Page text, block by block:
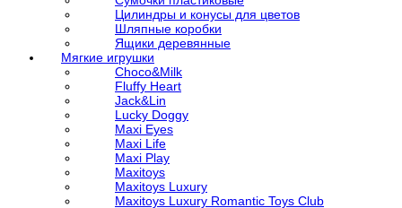
Цилиндры и конусы для цветов
Шляпные коробки
Ящики деревянные
Мягкие игрушки
Choco&Milk
Fluffy Heart
Jack&Lin
Lucky Doggy
Maxi Eyes
Maxi Life
Maxi Play
Maxitoys
Maxitoys Luxury
Maxitoys Luxury Romantic Toys Club